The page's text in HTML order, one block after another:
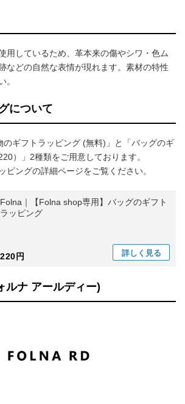
用しているため、革本来の傷やシワ・色ム
などの自然な表情が現れます。素材の特性
。
について
のギフトラッピング (無料)」と「バッグのギ
）」2種類をご用意しております。
ピングの詳細ページをご覧ください。
Folna｜【Folna shop専用】バッグのギフト
ラッピング
220円 詳しく 見る
ルナ アールディー)